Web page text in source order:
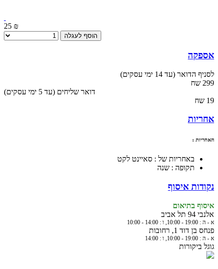
25 ₪
הוסף לעגלה
אספקה
לסניף הדואר (עד 14 ימי עסקים)
299 שח
(עד 5 ימי עסקים) דואר שליחים
19 שח
אחריות
האחריות :
באחריות של : סאיינט לקט
תקופה : שנה
נקודות איסוף
איסוף בתיאום
אלנבי 94 תל אביב
א - ה : 19:00 - 10:00, ו : 14:00 - 10:00
פנחס בן דוד 1, רחובות
א - ה : 19:00 - 10:00, ו : 14:00
גוגל ביקורות